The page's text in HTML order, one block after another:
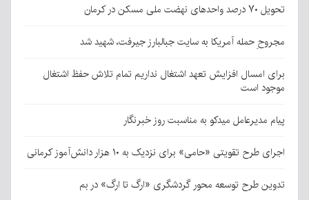
تحویل ۷۰ درصد واحدهای نهضت ملی مسکن در کرمان
مجروحِ حمله آمریکا به سایت جبالبارز جیرفت، شهید شد
برای امسال افزایش تعهد اشتغال نداریم تمام تلاش حفظ اشتغال
موجود است
پیام مدیرعامل میدکو به مناسبت روز خبرنگار
اجرای طرح تقویتی «حامی» برای نزدیک به ۱۰ هزار دانش‌آموز کرمانی
تدوین طرح توسعه محور گردشگری «ارگ تا ارگ» در بم